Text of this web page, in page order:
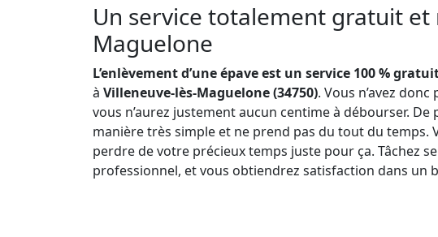
Un service totalement gratuit et
Maguelone
L’enlèvement d’une épave est un service 100 %
à Villeneuve-lès-Maguelone (34750). Vous n’avez
vous n’aurez justement aucun centime à débourser. De
manière très simple et ne prend pas du tout du temps.
perdre de votre précieux temps juste pour ça. Tâchez
professionnel, et vous obtiendrez satisfaction dans un